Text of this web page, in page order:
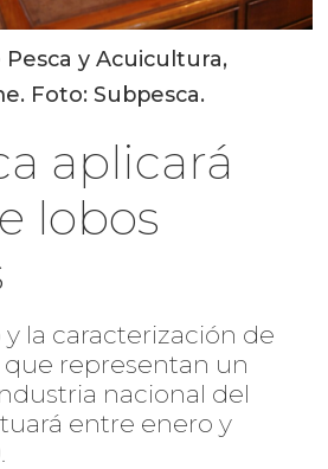
y Acuicultura,
Foto: Subpesca.
aplicará
lobos
la caracterización de
que representan un
nacional del
entre enero y